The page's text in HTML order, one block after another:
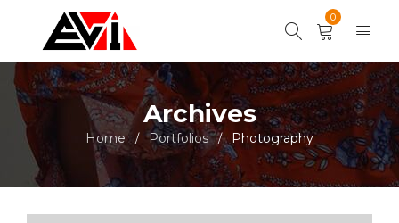
0
Archives
Home / Portfolios / Photography